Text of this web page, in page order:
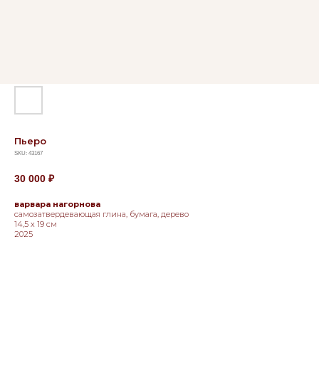
Пьеро
SKU: 43167
30 000 ₽
варвара нагорнова
самозатвердевающая глина, бумага, дерево
14,5 х 19 см
2025